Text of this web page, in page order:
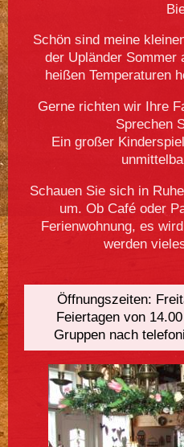
Schön sind meine
der Upländer Sommer
heißen Temperaturen
Gerne richten wir Ihre
Sprechen
Ein großer
Schauen Sie sich in
um. Ob Café oder
Ferienwohnung, es
werden
Öffnungszeiten:
Feiertagen von
Gruppen nach